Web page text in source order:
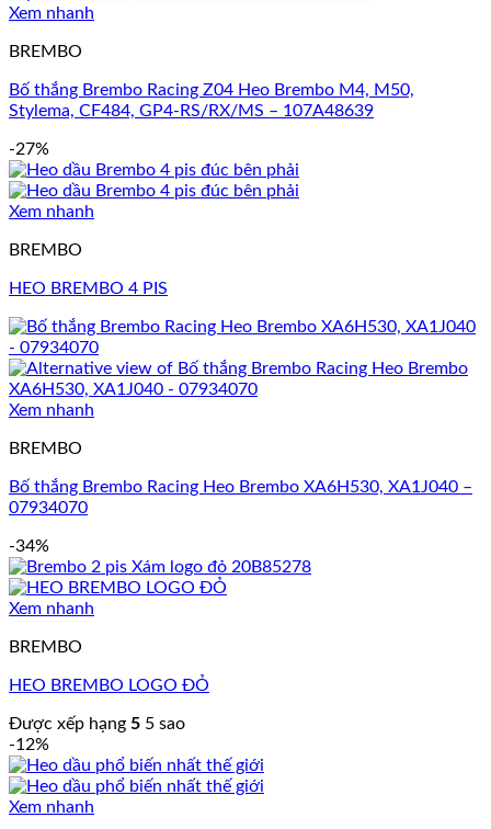
Xem nhanh
BREMBO
Bố thắng Brembo Racing Z04 Heo Brembo M4, M50,
Stylema, CF484, GP4-RS/RX/MS – 107A48639
-27%
Xem nhanh
BREMBO
HEO BREMBO 4 PIS
Xem nhanh
BREMBO
Bố thắng Brembo Racing Heo Brembo XA6H530, XA1J040 –
07934070
-34%
Xem nhanh
BREMBO
HEO BREMBO LOGO ĐỎ
Được xếp hạng 5 5 sao
-12%
Xem nhanh